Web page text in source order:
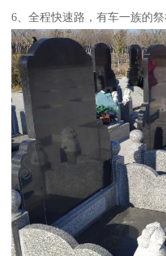
6、全程快速路，有车一族的